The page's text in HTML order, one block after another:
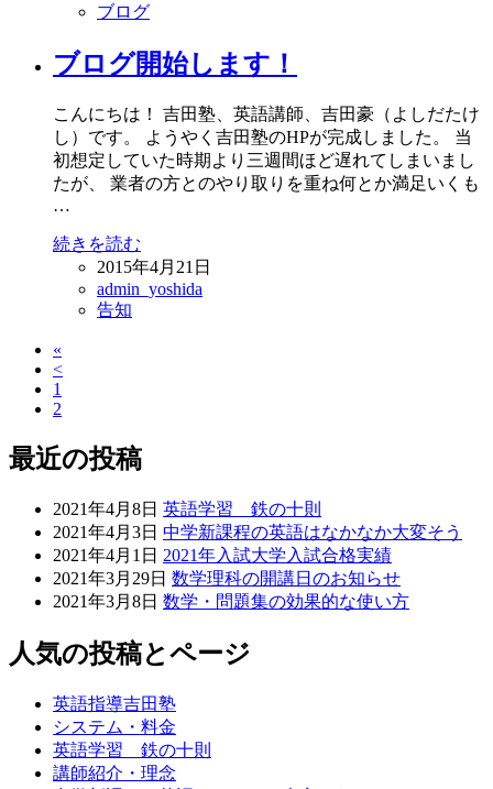
ブログ
ブログ開始します！
こんにちは！ 吉田塾、英語講師、吉田豪（よしだたけ
し）です。 ようやく吉田塾のHPが完成しました。 当
初想定していた時期より三週間ほど遅れてしまいまし
たが、 業者の方とのやり取りを重ね何とか満足いくも
…
続きを読む
2015年4月21日
admin_yoshida
告知
«
<
1
2
最近の投稿
2021年4月8日 英語学習 鉄の十則
2021年4月3日 中学新課程の英語はなかなか大変そう
2021年4月1日 2021年入試大学入試合格実績
2021年3月29日 数学理科の開講日のお知らせ
2021年3月8日 数学・問題集の効果的な使い方
人気の投稿とページ
英語指導吉田塾
システム・料金
英語学習 鉄の十則
講師紹介・理念